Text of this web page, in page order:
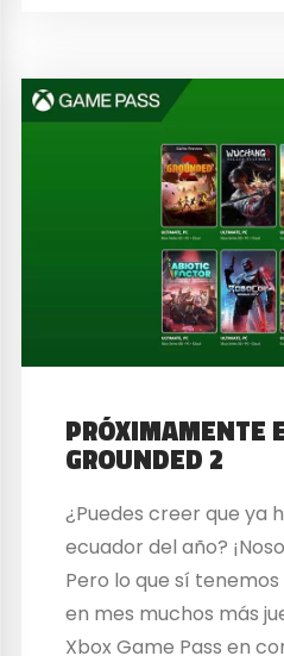
PRÓXIMAMENTE
GROUNDED 2
¿Puedes creer que ya
ecuador del año?
Pero lo que sí
en mes muchos más
Xbox Game Pass en